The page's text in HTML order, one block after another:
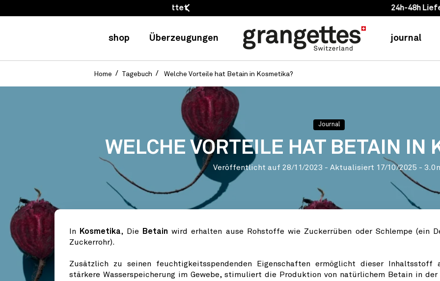
shop Überzeugungen journal
Home Tagebuch Welche Vorteile hat Betain in Kosmetika?
Journal
WELCHE VORTEILE HAT BETAIN IN
Veröffentlicht auf 28/11/2023 - Aktualisiert 17/10/2025 -
In Kosmetika, Die Betain wird erhalten ause Rohstoffe wie Zuckerrüben oder Schlempe (ein
Zuckerrohr).
Zusätzlich zu seinen feuchtigkeitsspendenden Eigenschaften ermöglicht dieser Inhaltsstoff
stärkere Wasserspeicherung im Gewebe, stimuliert die Produktion von natürlichem Betain in der